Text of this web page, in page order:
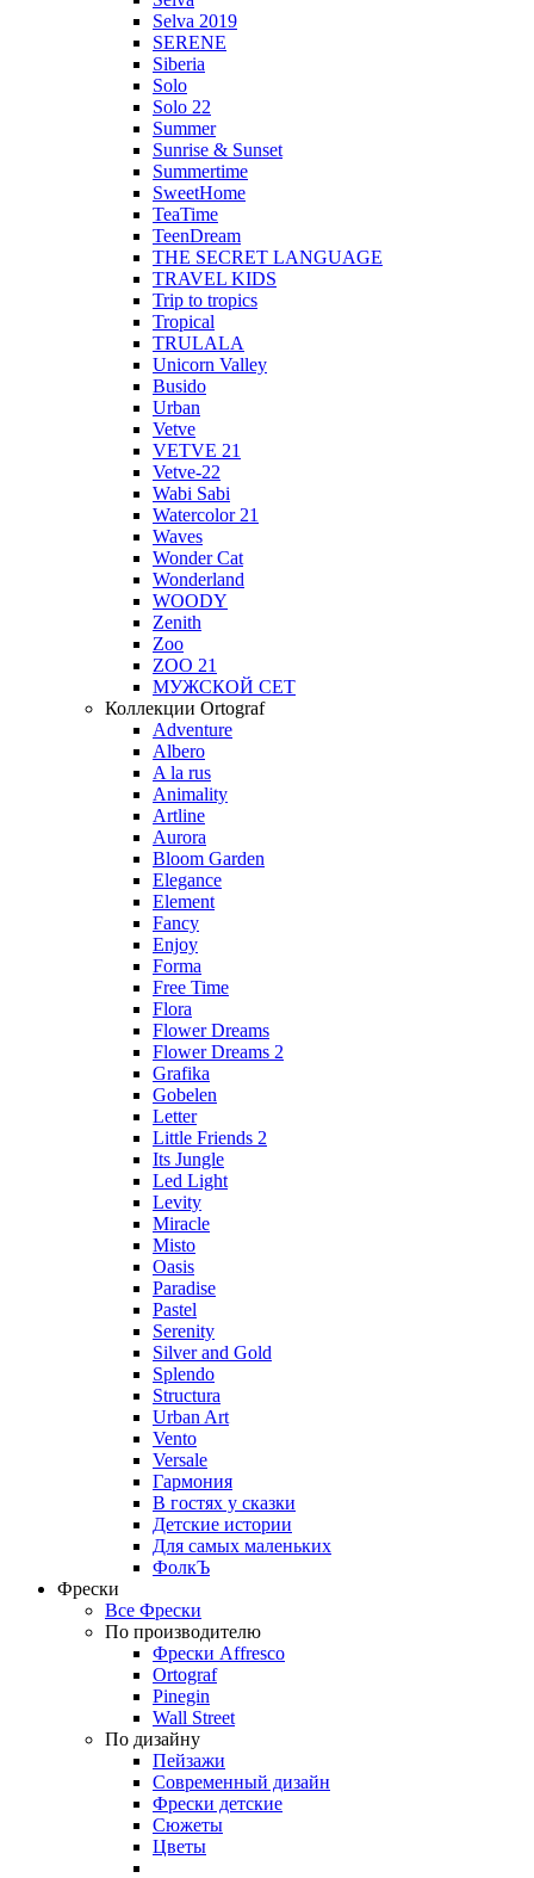
Selva 2019
SERENE
Siberia
Solo
Solo 22
Summer
Sunrise & Sunset
Summertime
SweetHome
TeaTime
TeenDream
THE SECRET LANGUAGE
TRAVEL KIDS
Trip to tropics
Tropical
TRULALA
Unicorn Valley
Busido
Urban
Vetve
VETVE 21
Vetve-22
Wabi Sabi
Watercolor 21
Waves
Wonder Cat
Wonderland
WOODY
Zenith
Zoo
ZOO 21
МУЖСКОЙ СЕТ
Коллекции Ortograf
Adventure
Albero
A la rus
Animality
Artline
Aurora
Bloom Garden
Elegance
Element
Fancy
Enjoy
Forma
Free Time
Flora
Flower Dreams
Flower Dreams 2
Grafika
Gobelen
Letter
Little Friends 2
Its Jungle
Led Light
Levity
Miracle
Misto
Oasis
Paradise
Pastel
Serenity
Silver and Gold
Splendo
Structura
Urban Art
Vento
Versale
Гармония
В гостях у сказки
Детские истории
Для самых маленьких
ФолкЪ
Фрески
Все Фрески
По производителю
Фрески Affresco
Ortograf
Pinegin
Wall Street
По дизайну
Пейзажи
Современный дизайн
Фрески детские
Сюжеты
Цветы